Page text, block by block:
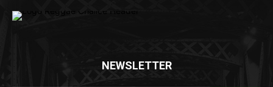
NEWSLETTER